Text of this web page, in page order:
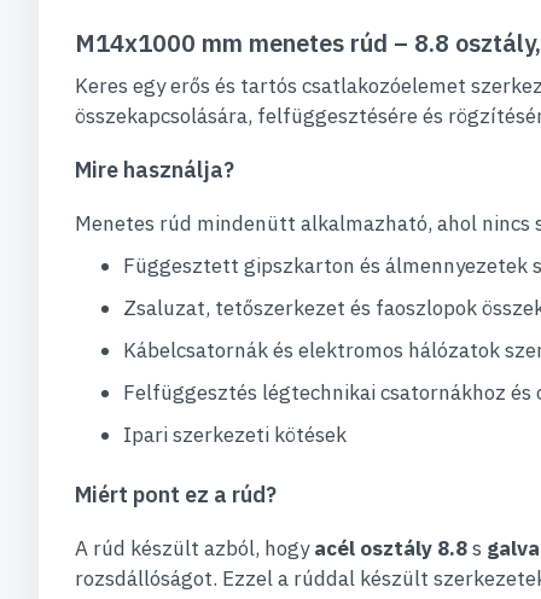
M14x1000 mm menetes rúd – 8.8
Keres egy erős és tartós csatlakozóelemet
összekapcsolására, felfüggesztésére és
Mire használja?
Menetes rúd mindenütt alkalmazható, ahol nincs
Függesztett gipszkarton és álmennyezetek
Zsaluzat, tetőszerkezet és faoszlopok
Kábelcsatornák és elektromos hálózatok
Felfüggesztés légtechnikai csatornákhoz és
Ipari szerkezeti kötések
Miért pont ez a rúd?
A rúd készült azból, hogyacél osztály 8.8s
rozsdállóságot. Ezzel a rúddal készült